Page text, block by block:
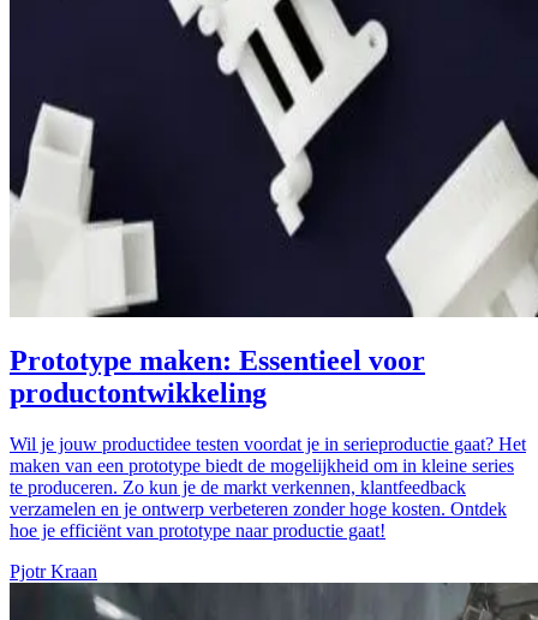
Prototype maken: Essentieel voor
productontwikkeling
Wil je jouw productidee testen voordat je in serieproductie gaat? Het
maken van een prototype biedt de mogelijkheid om in kleine series
te produceren. Zo kun je de markt verkennen, klantfeedback
verzamelen en je ontwerp verbeteren zonder hoge kosten. Ontdek
hoe je efficiënt van prototype naar productie gaat!
Pjotr Kraan